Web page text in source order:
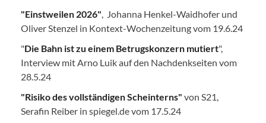
"Einstweilen 2026", Johanna Henkel-Waidhofer und
Oliver Stenzel in Kontext-Wochenzeitung vom 19.6.24
"Die Bahn ist zu einem Betrugskonzern mutiert",
Interview mit Arno Luik auf den Nachdenkseiten vom
28.5.24
"Risiko des vollständigen Scheinterns" von S21,
Serafin Reiber in spiegel.de vom 17.5.24